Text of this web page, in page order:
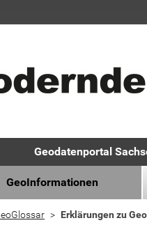
Geodatenportal
GeoInformationen
Erklärungen zu